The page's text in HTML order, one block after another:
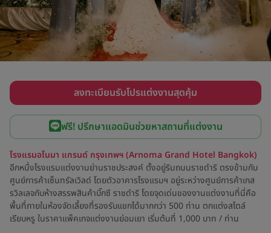
ลงทะเบียนรับโปรแต่งงานสุดคุ้ม
ฟรี! ปรึกษาแอดมินช่วยหาสถานที่แต่งงาน
โรงแรมอโนมา แกรนด์ กรุงเทพฯ (Arnoma Grand Hotel Bangkok)
อีกหนึ่งโรงแรมแต่งงานย่านราชประสงค์ ตั้งอยู่ริมถนนราชดำริ ตรงข้ามกับ
ศูนย์การค้าเซ็นทรัลเวิลด์ โดยตัวอาคารโรงแรมฯ อยู่ระหว่างศูนย์การค้าเกส
รวิลเลจกับห้างสรรพสินค้าบิ๊กซี ราชดำริ โดยจุดเด่นของงานแต่งงานที่นี่คือ
พื้นที่ภายในห้องจัดเลี้ยงที่รองรับแขกได้มากกว่า 500 ท่าน ตกแต่งสไตล์
เรียบหรู ในราคาแพ็คเกจแต่งงานย่อมเยา เริ่มต้นที่ 1,000 บาท / ท่าน